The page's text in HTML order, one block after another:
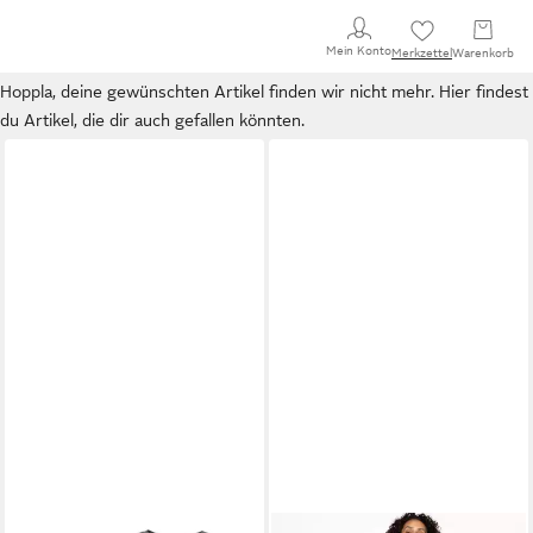
Mein KontoMerkzettel Warenkorb
Hoppla, deine gewünschten Artikel finden wir nicht mehr. Hier findest
du Artikel, die dir auch gefallen könnten.